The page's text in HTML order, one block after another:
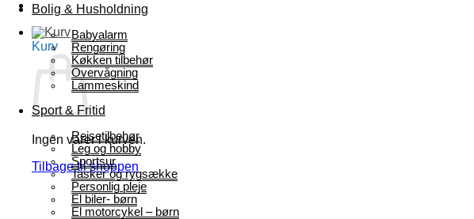
Kurv
Ingen varer i kurven.
Tilbage til shoppen
Bolig & Husholdning
Babyalarm
Rengøring
Køkken tilbehør
Overvågning
Lammeskind
Sport & Fritid
Rejsetilbehør
Leg og hobby
Sportsur
Tasker og rygsække
Personlig pleje
El biler- børn
El motorcykel – børn